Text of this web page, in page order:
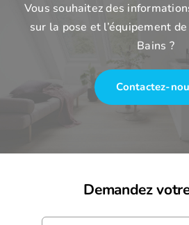
Vous souhaitez des
sur la pose et l’équipement
Bains ?
Contactez-
Demandez